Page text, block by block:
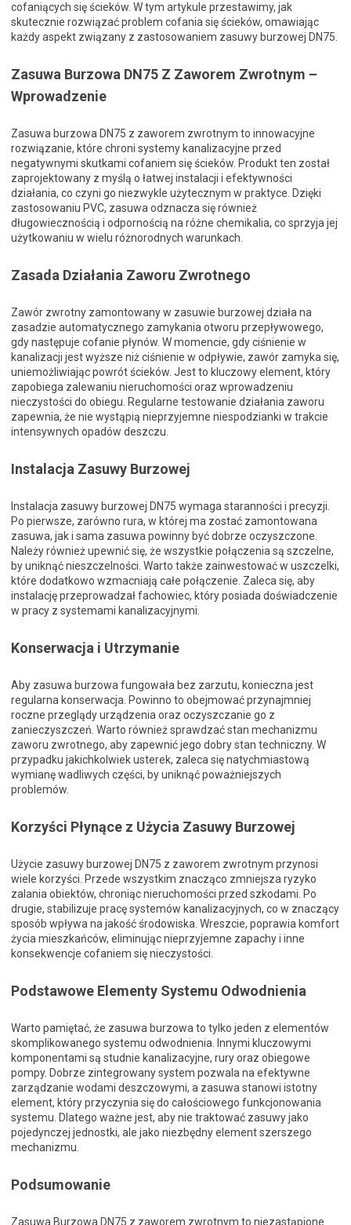
cofaniących się ścieków. W tym artykule przestawimy, jak
skutecznie rozwiązać problem cofania się ścieków, omawiając
każdy aspekt związany z zastosowaniem zasuwy burzowej DN75.
Zasuwa Burzowa DN75 Z Zaworem Zwrotnym –
Wprowadzenie
Zasuwa burzowa DN75 z zaworem zwrotnym to innowacyjne
rozwiązanie, które chroni systemy kanalizacyjne przed
negatywnymi skutkami cofaniem się ścieków. Produkt ten został
zaprojektowany z myślą o łatwej instalacji i efektywności
działania, co czyni go niezwykle użytecznym w praktyce. Dzięki
zastosowaniu PVC, zasuwa odznacza się również
długowiecznością i odpornością na różne chemikalia, co sprzyja jej
użytkowaniu w wielu różnorodnych warunkach.
Zasada Działania Zaworu Zwrotnego
Zawór zwrotny zamontowany w zasuwie burzowej działa na
zasadzie automatycznego zamykania otworu przepływowego,
gdy następuje cofanie płynów. W momencie, gdy ciśnienie w
kanalizacji jest wyższe niż ciśnienie w odpływie, zawór zamyka się,
uniemożliwiając powrót ścieków. Jest to kluczowy element, który
zapobiega zalewaniu nieruchomości oraz wprowadzeniu
nieczystości do obiegu. Regularne testowanie działania zaworu
zapewnia, że nie wystąpią nieprzyjemne niespodzianki w trakcie
intensywnych opadów deszczu.
Instalacja Zasuwy Burzowej
Instalacja zasuwy burzowej DN75 wymaga staranności i precyzji.
Po pierwsze, zarówno rura, w której ma zostać zamontowana
zasuwa, jak i sama zasuwa powinny być dobrze oczyszczone.
Należy również upewnić się, że wszystkie połączenia są szczelne,
by uniknąć nieszczelności. Warto także zainwestować w uszczelki,
które dodatkowo wzmacniają całe połączenie. Zaleca się, aby
instalację przeprowadzał fachowiec, który posiada doświadczenie
w pracy z systemami kanalizacyjnymi.
Konserwacja i Utrzymanie
Aby zasuwa burzowa fungowała bez zarzutu, konieczna jest
regularna konserwacja. Powinno to obejmować przynajmniej
roczne przeglądy urządzenia oraz oczyszczanie go z
zanieczyszczeń. Warto również sprawdzać stan mechanizmu
zaworu zwrotnego, aby zapewnić jego dobry stan techniczny. W
przypadku jakichkolwiek usterek, zaleca się natychmiastową
wymianę wadliwych części, by uniknąć poważniejszych
problemów.
Korzyści Płynące z Użycia Zasuwy Burzowej
Użycie zasuwy burzowej DN75 z zaworem zwrotnym przynosi
wiele korzyści. Przede wszystkim znacząco zmniejsza ryzyko
zalania obiektów, chroniąc nieruchomości przed szkodami. Po
drugie, stabilizuje pracę systemów kanalizacyjnych, co w znaczący
sposób wpływa na jakość środowiska. Wreszcie, poprawia komfort
życia mieszkańców, eliminując nieprzyjemne zapachy i inne
konsekwencje cofaniem się nieczystości.
Podstawowe Elementy Systemu Odwodnienia
Warto pamiętać, że zasuwa burzowa to tylko jeden z elementów
skomplikowanego systemu odwodnienia. Innymi kluczowymi
komponentami są studnie kanalizacyjne, rury oraz obiegowe
pompy. Dobrze zintegrowany system pozwala na efektywne
zarządzanie wodami deszczowymi, a zasuwa stanowi istotny
element, który przyczynia się do całościowego funkcjonowania
systemu. Dlatego ważne jest, aby nie traktować zasuwy jako
pojedynczej jednostki, ale jako niezbędny element szerszego
mechanizmu.
Podsumowanie
Zasuwa Burzowa DN75 z zaworem zwrotnym to niezastąpione